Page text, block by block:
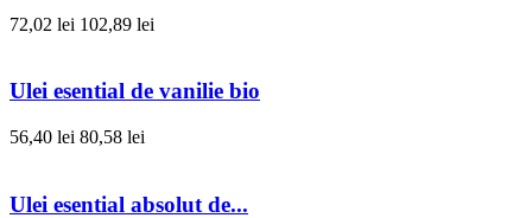
72,02 lei 102,89 lei
Ulei esential de vanilie bio
56,40 lei 80,58 lei
Ulei esential absolut de...